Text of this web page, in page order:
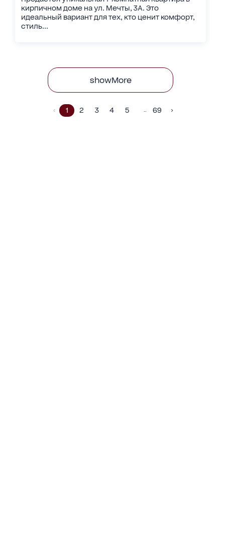
кирпичном доме на ул. Мечты, 3А. Это
идеальный вариант для тех, кто ценит комфорт,
стиль...
showMore
1 2 3 4 5 … 69